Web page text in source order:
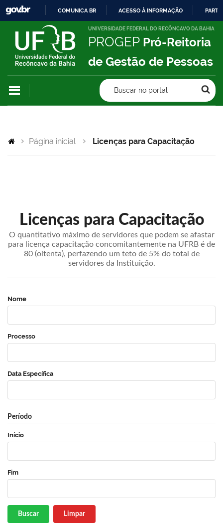
IR
PARA
CONTEÚDO
COMUNICA BR ACESSO À INFORMAÇÃO
UNIVERSIDADE FEDERAL DO RECÔNCAVO DA BAHIA
PROGEP Pró-Reitoria
de Gestão de Pessoas
Buscar no portal
Página inicial Licenças para Capacitação
Licenças para Capacitação
O quantitativo máximo de servidores que podem se afastar
para licença capacitação concomitantemente na UFRB é de
80 (oitenta), perfazendo um teto de 5% do total de
servidores da Instituição.
Nome
Processo
Data Específica
Período
Início
Fim
Buscar Limpar